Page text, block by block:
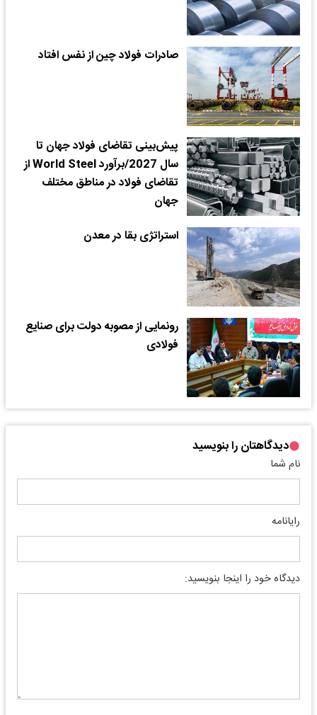
صادرات فولاد چین از نفس افتاد
پیش‌بینی تقاضای فولاد جهان تا
سال 2027/برآورد World Steel از
تقاضای فولاد در مناطق مختلف
جهان
استراتژی بقا در معدن
رونمایی از مصوبه دولت برای صنایع
فولادی ‌
دیدگاهتان را بنویسید
نام شما
رایانامه
دیدگاه خود را اینجا بنویسید: